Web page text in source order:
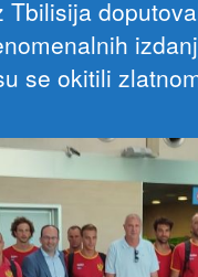
se okitili